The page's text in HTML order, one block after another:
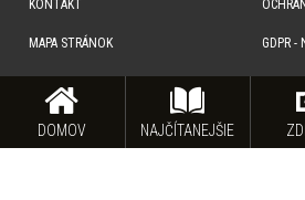
DOMOV NAJČÍTANEJŠIE
KONTAKT
MAPA STRÁNOK GDPR -
súhlas na rozmnožovanie, šírenie a na verejný prenos obsahu. Na
odkazy, alebo reklamné